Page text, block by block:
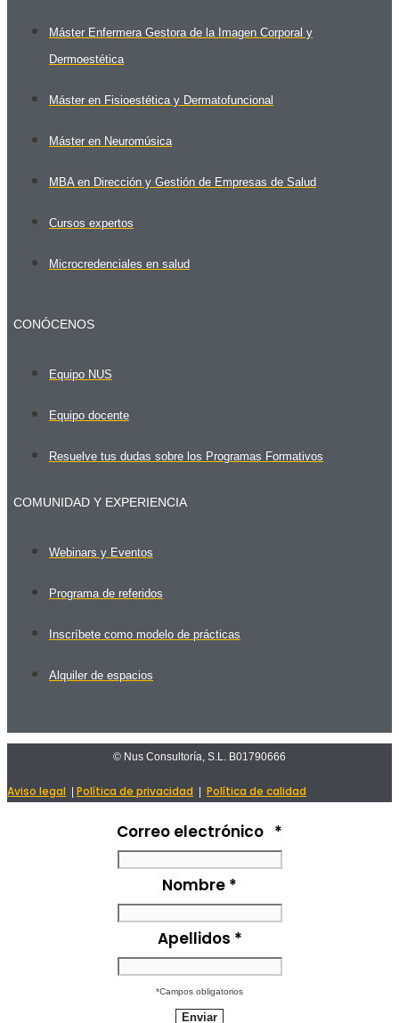
Máster Enfermera Gestora de la Imagen Corporal y
Dermoestética
Máster en Fisioestética y Dermatofuncional
Máster en Neuromúsica
MBA en Dirección y Gestión de Empresas de Salud
Cursos expertos
Microcredenciales en salud
CONÓCENOS
Equipo NUS
Equipo docente
Resuelve tus dudas sobre los Programas Formativos
COMUNIDAD Y EXPERIENCIA
Webinars y Eventos
Programa de referidos
Inscríbete como modelo de prácticas
Alquiler de espacios
© Nus Consultoría, S.L. B01790666
Aviso legal | Política de privacidad | Política de calidad
Correo electrónico *
Nombre *
Apellidos *
*Campos obligatorios